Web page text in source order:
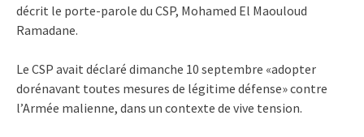
décrit le porte-parole du CSP, Mohamed El Maouloud
Ramadane.
Le CSP avait déclaré dimanche 10 septembre «adopter
dorénavant toutes mesures de légitime défense» contre
l’Armée malienne, dans un contexte de vive tension.